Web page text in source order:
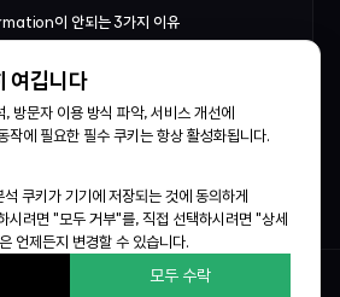
이 안되는 3가지 이유
Sidecar sLM 학습기
여깁니다
방문자 이용 방식 파악, 서비스 개선에
작에 필요한 필수 쿠키는 항상 활성화됩니다.
쿠키가 기기에 저장되는 것에 동의하게
시려면 "모두 거부"를, 직접 선택하시려면 "상세
언제든지 변경할 수 있습니다.
모두 수락